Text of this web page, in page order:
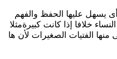
عليها الحفظ والفهم
خلافا إذا كانت كبيرةمثلا
الفتيات الصغيرات لأن ها